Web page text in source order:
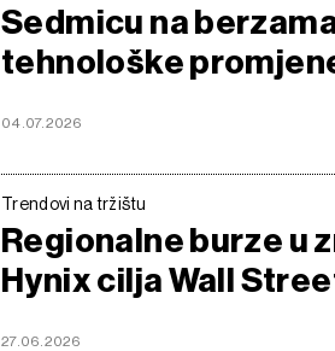
Sedmicu na
tehnološke
04.07.2026
Trendovi na tržištu
Regionalne burze u
Hynix cilja Wall
27.06.2026